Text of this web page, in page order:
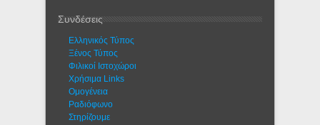
Συνδέσεις
Ελληνικός Τύπος
Ξένος Τύπος
Φιλικοί Ιστοχώροι
Χρήσιμα Links
Ομογένεια
Ραδιόφωνο
Στηρίζουμε